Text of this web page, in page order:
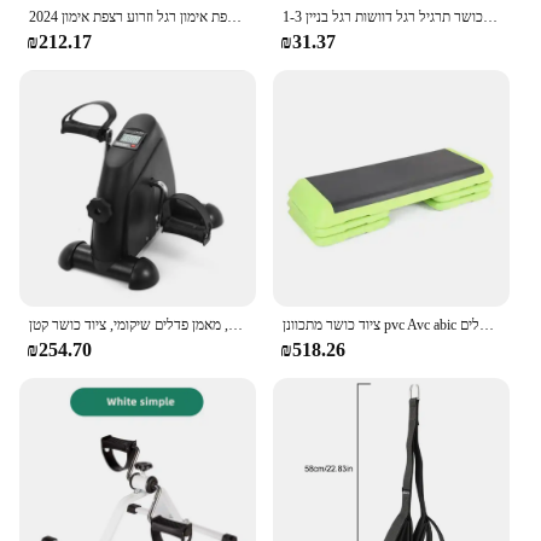
2024 עיצוב חדש תרגיל נייד יד ורגל אופניים עבור רגל וזרוע רצפת אימון רגל וזרוע רצפת אימון
₪212.17
1-3 זוג כושר תרגיל רגל דוושות רגל בניין stepper מתכווננת nonslip יציב ציוד כושר נייד
₪31.37
מיני הליכון, מאמן פדלים שיקומי, ציוד כושר קטן
₪254.70
ציוד כושר מתכוונן pvc Avc abic שלב שלב פלטפורמה פדלים
₪518.26